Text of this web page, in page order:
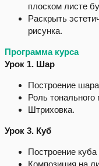
плоском листе
Раскрыть
рисунка.
Программа курса
Урок 1. Шар
Построение
Роль тонального
Штриховка.
Урок 3. Куб
Построение
Композиция на